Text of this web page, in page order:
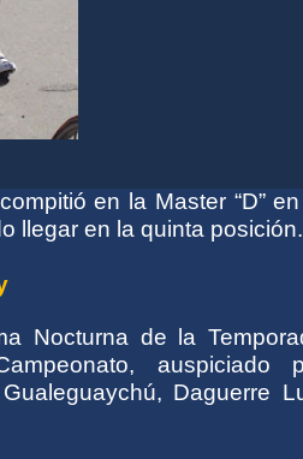
en la Master “D”
llegar en la quinta posición.
Nocturna de la
auspiciado
Daguerre